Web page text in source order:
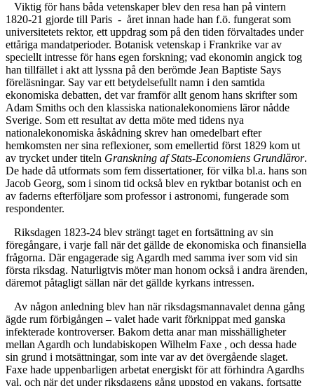
Viktig för hans båda vetenskaper blev den resa han på vintern
1820-21 gjorde till Paris - året innan hade han f.ö. fungerat som
universitetets rektor, ett uppdrag som på den tiden förvaltades under
ettåriga mandatperioder. Botanisk vetenskap i Frankrike var av
speciellt intresse för hans egen forskning; vad ekonomin angick tog
han tillfället i akt att lyssna på den berömde Jean Baptiste Says
föreläsningar. Say var ett betydelsefullt namn i den samtida
ekonomiska debatten, det var framför allt genom hans skrifter som
Adam Smiths och den klassiska nationalekonomiens läror nådde
Sverige. Som ett resultat av detta möte med tidens nya
nationalekonomiska åskådning skrev han omedelbart efter
hemkomsten ner sina reflexioner, som emellertid först 1829 kom ut
av trycket under titeln Granskning af Stats-Economiens Grundläror.
De hade då utformats som fem dissertationer, för vilka bl.a. hans son
Jacob Georg, som i sinom tid också blev en ryktbar botanist och en
av faderns efterföljare som professor i astronomi, fungerade som
respondenter.
Riksdagen 1823-24 blev strängt taget en fortsättning av sin
föregångare, i varje fall när det gällde de ekonomiska och finansiella
frågorna. Där engagerade sig Agardh med samma iver som vid sin
första riksdag. Naturligtvis möter man honom också i andra ärenden,
däremot påtagligt sällan när det gällde kyrkans intressen.
Av någon anledning blev han när riksdagsmannavalet denna gång
ägde rum förbigången – valet hade varit förknippat med ganska
infekterade kontroverser. Bakom detta anar man misshälligheter
mellan Agardh och lundabiskopen Wilhelm Faxe , och dessa hade
sin grund i motsättningar, som inte var av det övergående slaget.
Faxe hade uppenbarligen arbetat energiskt för att förhindra Agardhs
val, och när det under riksdagens gång uppstod en vakans, fortsatte